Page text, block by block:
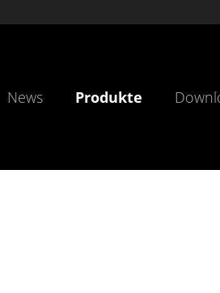
News Produkte